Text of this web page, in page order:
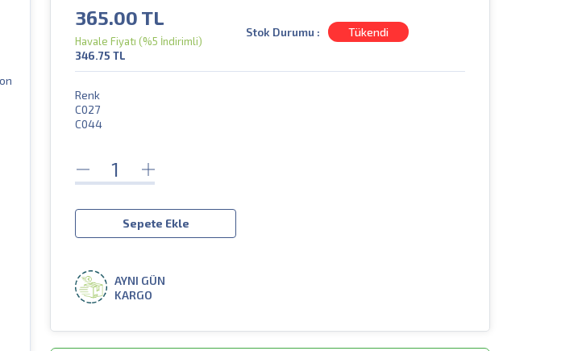
365.00 TL
Havale Fiyatı (%5 İndirimli)
346.75 TL
Stok Durumu : Tükendi
Renk
C027
C044
Sepete Ekle
AYNI GÜN
KARGO